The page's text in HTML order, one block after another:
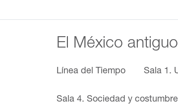
El México
Línea del Tiempo Sala 1.
Sala 4. Sociedad y